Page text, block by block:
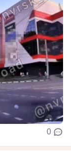
0